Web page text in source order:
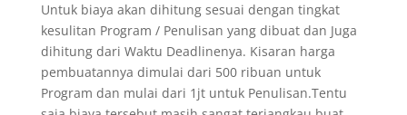
Untuk biaya akan dihitung sesuai dengan tingkat
kesulitan Program / Penulisan yang dibuat dan Juga
dihitung dari Waktu Deadlinenya. Kisaran harga
pembuatannya dimulai dari 500 ribuan untuk
Program dan mulai dari 1jt untuk Penulisan.Tentu